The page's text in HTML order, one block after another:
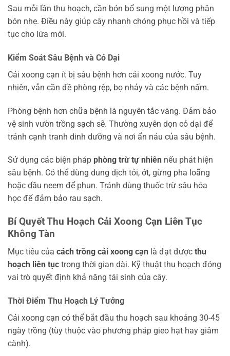
Sau mỗi lần thu hoạch, cần bón bổ sung một lượng phân
bón nhẹ. Điều này giúp cây nhanh chóng phục hồi và tiếp
tục cho lứa mới.
Kiểm Soát Sâu Bệnh và Cỏ Dại
Cải xoong cạn ít bị sâu bệnh hơn cải xoong nước. Tuy
nhiên, vẫn cần đề phòng rệp, bọ nhảy và các bệnh nấm.
Phòng bệnh hơn chữa bệnh là nguyên tắc vàng. Đảm bảo
vệ sinh vườn trồng sạch sẽ. Thường xuyên dọn cỏ dại để
tránh cạnh tranh dinh dưỡng và nơi ẩn náu của sâu bệnh.
Sử dụng các biện pháp phòng trừ tự nhiên nếu phát hiện
sâu bệnh. Có thể dùng dung dịch tỏi, ớt, gừng pha loãng
hoặc dầu neem để phun. Tránh dùng thuốc trừ sâu hóa
học để đảm bảo rau sạch.
Bí Quyết Thu Hoạch Cải Xoong Cạn Liên Tục
Không Tàn
Mục tiêu của cách trồng cải xoong cạn là đạt được thu
hoạch liên tục trong thời gian dài. Kỹ thuật thu hoạch đóng
vai trò quyết định khả năng tái sinh của cây.
Thời Điểm Thu Hoạch Lý Tưởng
Cải xoong cạn có thể bắt đầu thu hoạch sau khoảng 30-45
ngày trồng (tùy thuộc vào phương pháp gieo hạt hay giâm
cành).